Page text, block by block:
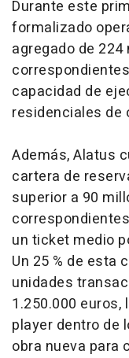
Durante este
formalizado
agregado de
capacidad de
residenciales de
Además, Alatus
cartera de
superior a 90
un ticket medio
Un 25 % de esta
unidades
1.250.000 euros,
player dentro de
obra nueva para